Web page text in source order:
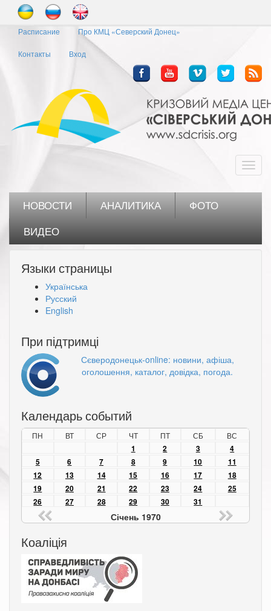
Перейти
основному
Расписание Про КМЦ «Северский Донец»
Контакты Вход
НОВОСТИ АНАЛИТИКА
ФОТО
ВИДЕО
Языки страницы
Українська
Русский
English
При підтримці
Сєверодонецьк-online: новини, афіша,
оголошення, каталог, довідка, погода.
Календарь событий
ПН ВТ СР ЧТ ПТ СБ ВС
1 2 3
4
5
6 7 8 9 10
11
12
13 14 15 16 17
18
19
20 21 22 23 24
25
26
27 28 29 30 31
Січень 1970
Коаліція